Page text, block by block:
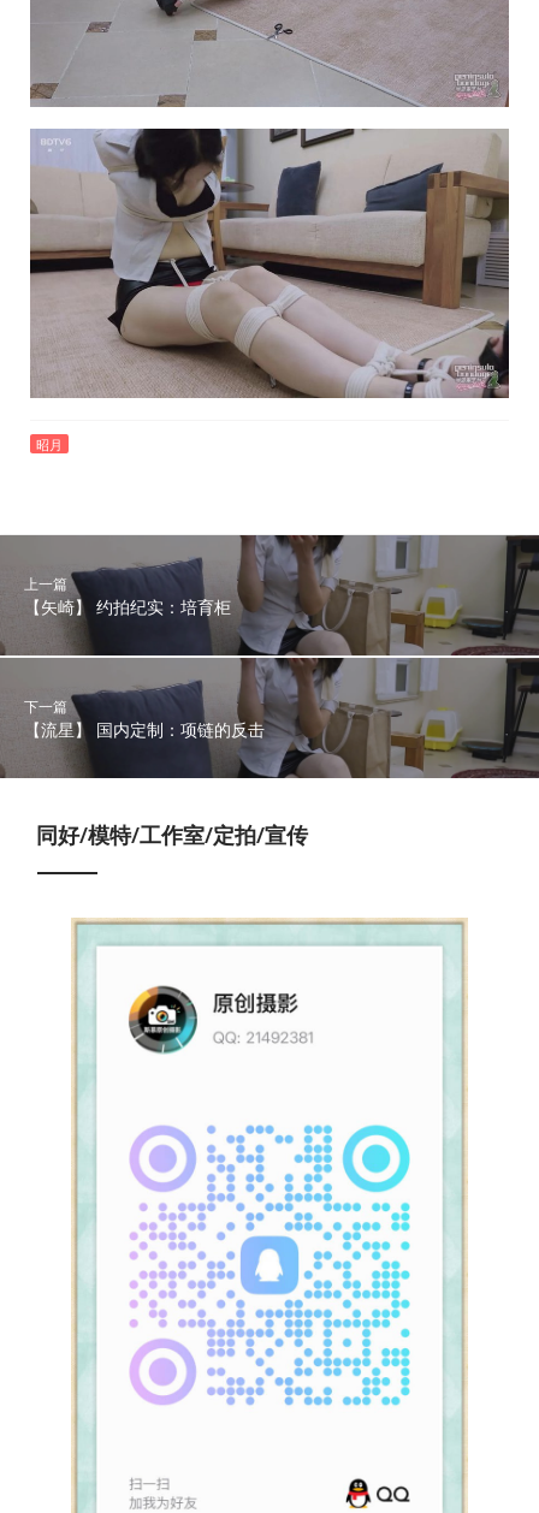
昭月
上一篇
【矢崎】 约拍纪实：培育柜
下一篇
【流星】 国内定制：项链的反击
同好/模特/工作室/定拍/宣传